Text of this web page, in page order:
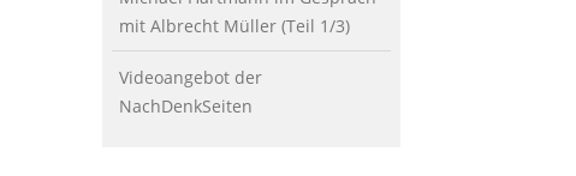
mit Albrecht Müller (Teil 1/3)
Videoangebot der
NachDenkSeiten